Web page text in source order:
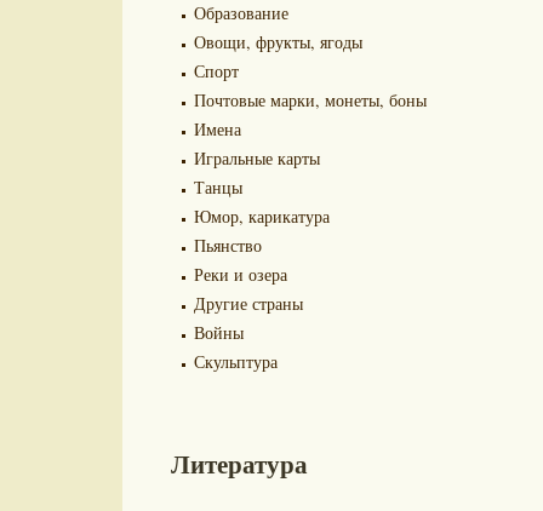
Образование
Овощи, фрукты, ягоды
Спорт
Почтовые марки, монеты, боны
Имена
Игральные карты
Танцы
Юмор, карикатура
Пьянство
Реки и озера
Другие страны
Войны
Скульптура
Литература